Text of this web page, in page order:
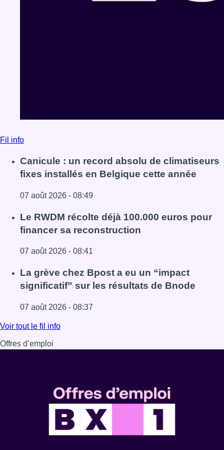
Fil info
Canicule : un record absolu de climatiseurs
fixes installés en Belgique cette année
07 août 2026 - 08:49
Lire l'article Canicule : un record absolu de climatiseurs
Le RWDM récolte déjà 100.000 euros pour
financer sa reconstruction
07 août 2026 - 08:41
Lire l'article Le RWDM récolte déjà 100.000 euros pour
La grève chez Bpost a eu un “impact
significatif” sur les résultats de Bnode
07 août 2026 - 08:37
Lire l'article La grève chez Bpost a eu un “impact
Voir tout le fil info
Offres d’emploi